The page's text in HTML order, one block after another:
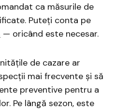
ca măsurile de
Puteți conta pe
— oricând este necesar.
de cazare ar
mai frecvente și să
preventive pentru a
Pe lângă sezon, este